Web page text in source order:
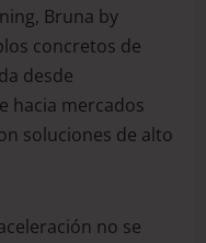
Bruna by
concretos de
desde
hacia mercados
soluciones de alto
no se